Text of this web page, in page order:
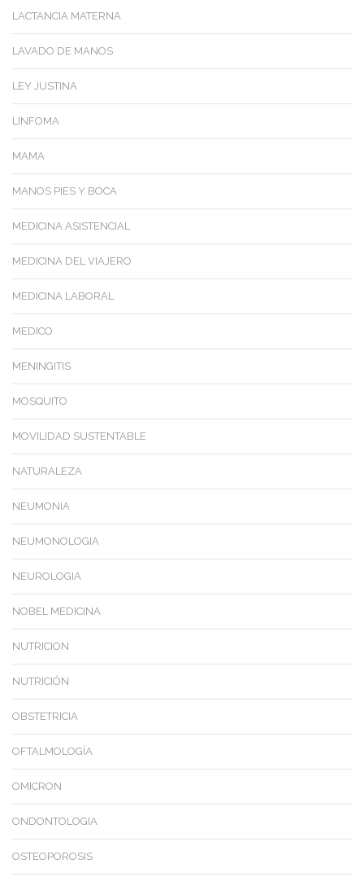
LACTANCIA MATERNA
LAVADO DE MANOS
LEY JUSTINA
LINFOMA
MAMA
MANOS PIES Y BOCA
MEDICINA ASISTENCIAL
MEDICINA DEL VIAJERO
MEDICINA LABORAL
MEDICO
MENINGITIS
MOSQUITO
MOVILIDAD SUSTENTABLE
NATURALEZA
NEUMONIA
NEUMONOLOGIA
NEUROLOGIA
NOBEL MEDICINA
NUTRICION
NUTRICIÓN
OBSTETRICIA
OFTALMOLOGÍA
OMICRON
ONDONTOLOGIA
OSTEOPOROSIS